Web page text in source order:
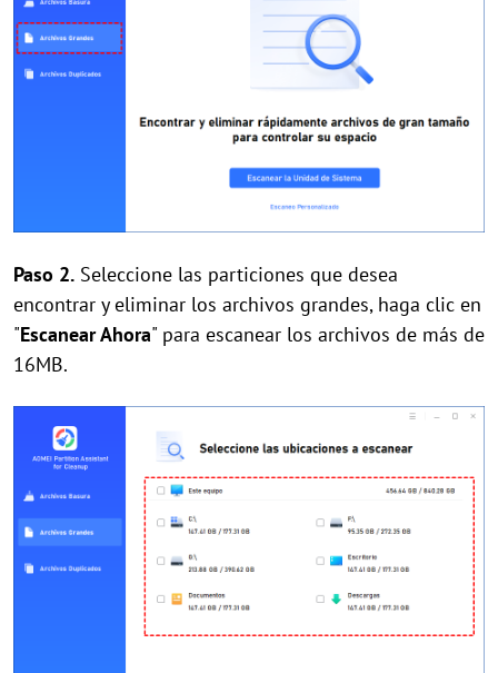
Paso 2. Seleccione las particiones que desea
encontrar y eliminar los archivos grandes, haga clic en
"Escanear Ahora" para escanear los archivos de más de
16MB.